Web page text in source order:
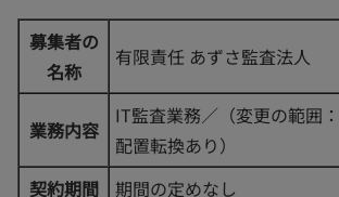
募集者の
名称
有限責任 あずさ監査法人
業務内容
IT監査業務／（変更の範囲
配置転換あり）
契約期間
期間の定めなし